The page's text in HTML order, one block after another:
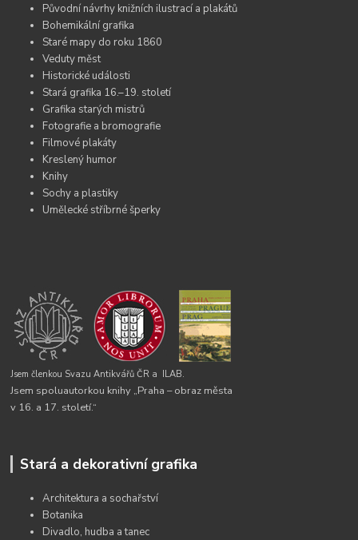
Původní návrhy knižních ilustrací a plakátů
Bohemikální grafika
Staré mapy do roku 1860
Veduty měst
Historické události
Stará grafika 16.–19. století
Grafika starých mistrů
Fotografie a bromografie
Filmové plakáty
Kreslený humor
Knihy
Sochy a plastiky
Umělecké stříbrné šperky
Jsem členkou Svazu Antikvářů ČR a ILAB.
Jsem spoluautorkou knihy „Praha – obraz města
v 16. a 17. století.“
Stará a dekorativní grafika
Architektura a sochařství
Botanika
Divadlo, hudba a tanec